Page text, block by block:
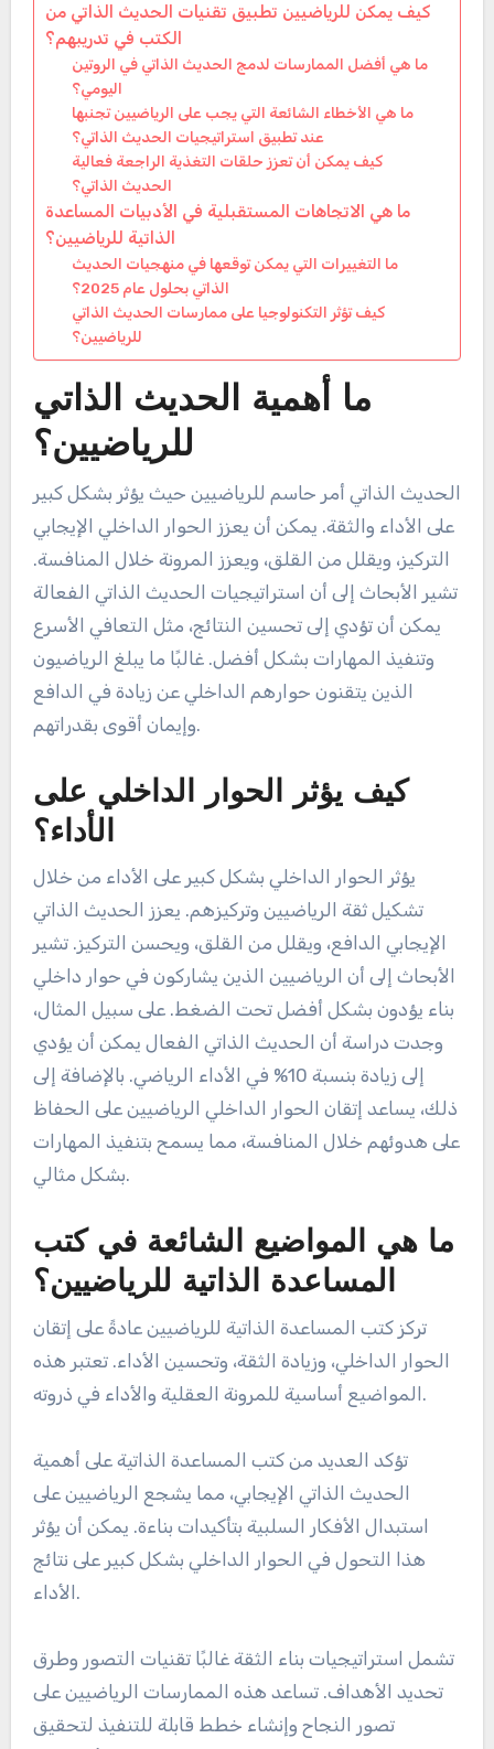
كيف يمكن للرياضيين تطبيق تقنيات الحديث الذاتي من
الكتب في تدريبهم؟
ما هي أفضل الممارسات لدمج الحديث الذاتي في الروتين
اليومي؟
ما هي الأخطاء الشائعة التي يجب على الرياضيين تجنبها
عند تطبيق استراتيجيات الحديث الذاتي؟
كيف يمكن أن تعزز حلقات التغذية الراجعة فعالية
الحديث الذاتي؟
ما هي الاتجاهات المستقبلية في الأدبيات المساعدة
الذاتية للرياضيين؟
ما التغييرات التي يمكن توقعها في منهجيات الحديث
الذاتي بحلول عام 2025؟
كيف تؤثر التكنولوجيا على ممارسات الحديث الذاتي
للرياضيين؟
ما أهمية الحديث الذاتي
للرياضيين؟
الحديث الذاتي أمر حاسم للرياضيين حيث يؤثر بشكل كبير
على الأداء والثقة. يمكن أن يعزز الحوار الداخلي الإيجابي
التركيز، ويقلل من القلق، ويعزز المرونة خلال المنافسة.
تشير الأبحاث إلى أن استراتيجيات الحديث الذاتي الفعالة
يمكن أن تؤدي إلى تحسين النتائج، مثل التعافي الأسرع
وتنفيذ المهارات بشكل أفضل. غالبًا ما يبلغ الرياضيون
الذين يتقنون حوارهم الداخلي عن زيادة في الدافع
وإيمان أقوى بقدراتهم.
كيف يؤثر الحوار الداخلي على
الأداء؟
يؤثر الحوار الداخلي بشكل كبير على الأداء من خلال
تشكيل ثقة الرياضيين وتركيزهم. يعزز الحديث الذاتي
الإيجابي الدافع، ويقلل من القلق، ويحسن التركيز. تشير
الأبحاث إلى أن الرياضيين الذين يشاركون في حوار داخلي
بناء يؤدون بشكل أفضل تحت الضغط. على سبيل المثال،
وجدت دراسة أن الحديث الذاتي الفعال يمكن أن يؤدي
إلى زيادة بنسبة 10% في الأداء الرياضي. بالإضافة إلى
ذلك، يساعد إتقان الحوار الداخلي الرياضيين على الحفاظ
على هدوئهم خلال المنافسة، مما يسمح بتنفيذ المهارات
بشكل مثالي.
ما هي المواضيع الشائعة في كتب
المساعدة الذاتية للرياضيين؟
تركز كتب المساعدة الذاتية للرياضيين عادةً على إتقان
الحوار الداخلي، وزيادة الثقة، وتحسين الأداء. تعتبر هذه
المواضيع أساسية للمرونة العقلية والأداء في ذروته.
تؤكد العديد من كتب المساعدة الذاتية على أهمية
الحديث الذاتي الإيجابي، مما يشجع الرياضيين على
استبدال الأفكار السلبية بتأكيدات بناءة. يمكن أن يؤثر
هذا التحول في الحوار الداخلي بشكل كبير على نتائج
الأداء.
تشمل استراتيجيات بناء الثقة غالبًا تقنيات التصور وطرق
تحديد الأهداف. تساعد هذه الممارسات الرياضيين على
تصور النجاح وإنشاء خطط قابلة للتنفيذ لتحقيق